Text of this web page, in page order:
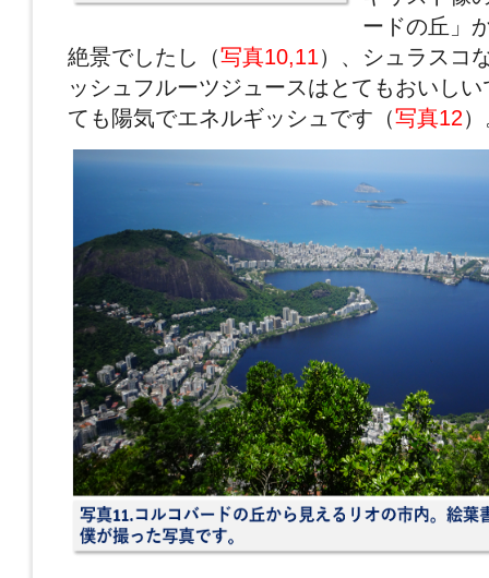
ードの丘」
絶景でしたし（写真10,11）、シュラスコ
ッシュフルーツジュースはとてもおいし
ても陽気でエネルギッシュです（写真12